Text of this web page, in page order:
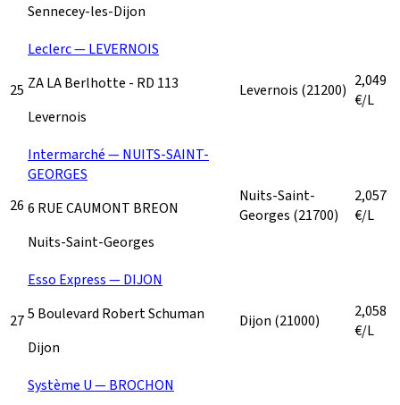
Sennecey-les-Dijon
25
Leclerc — LEVERNOIS
ZA LA Berlhotte - RD 113
Levernois
Levernois (21200) 2,049
€/L
26
Intermarché — NUITS-SAINT-
GEORGES
6 RUE CAUMONT BREON
Nuits-Saint-Georges
Nuits-Saint-
Georges (21700)
2,057
€/L
27
Esso Express — DIJON
5 Boulevard Robert Schuman
Dijon
Dijon (21000)
2,058
€/L
Système U — BROCHON